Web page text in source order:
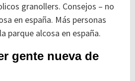
granollers. Consejos – no
en españa. Más personas
parque alcosa en españa.
gente nueva de